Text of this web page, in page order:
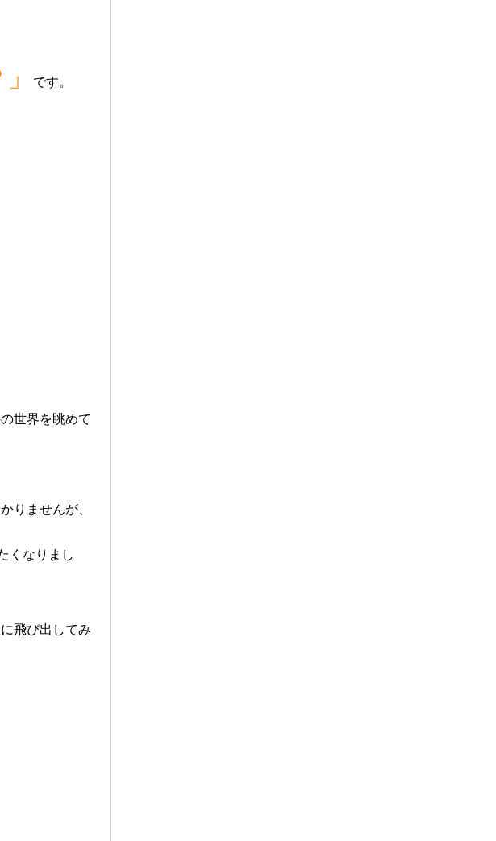
です。
世界を眺めて
りませんが、
くなりまし
飛び出してみ